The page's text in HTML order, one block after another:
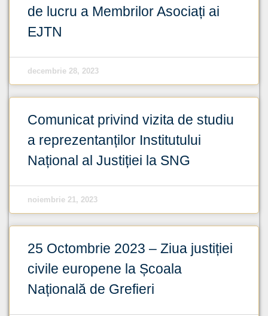
de lucru a Membrilor Asociați ai
EJTN
decembrie 28, 2023
Comunicat privind vizita de studiu
a reprezentanților Institutului
Național al Justiției la SNG
noiembrie 21, 2023
25 Octombrie 2023 – Ziua justiției
civile europene la Școala
Națională de Grefieri